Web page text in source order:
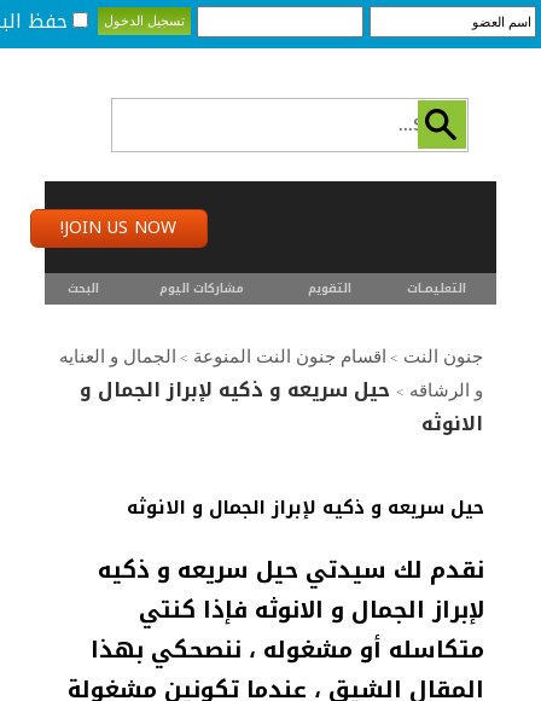
حفظ
JOIN US NOW!
التعليمـــات التقويم مشاركات اليوم البحث
جنون النت > اقسام جنون النت المنوعة >
الجمال و العنايه
و الرشاقه > حيل سريعه و ذكيه لإبراز الجمال و
الانوثه
حيل سريعه و ذكيه لإبراز الجمال و الانوثه
نقدم لك سيدتي حيل سريعه و ذكيه
لإبراز الجمال و الانوثه فإذا كنتي
متكاسله أو مشغوله ، ننصحكي بهذا
المقال الشيق ، عندما تكونين مشغولة